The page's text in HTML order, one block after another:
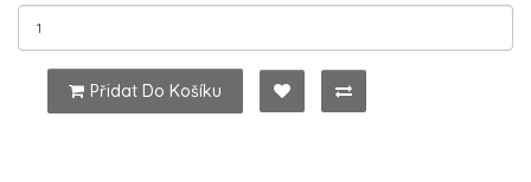
Přidat Do Košíku